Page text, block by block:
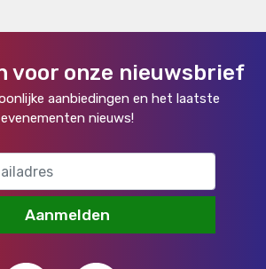
voor onze nieuwsbrief
aanbiedingen en het laatste
evenementen nieuws!
Aanmelden